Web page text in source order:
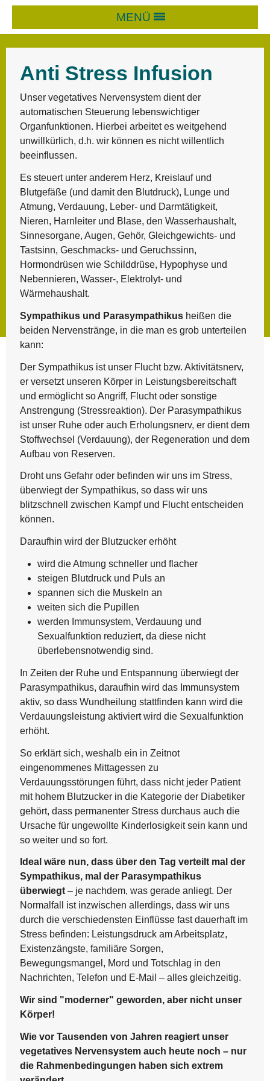
MENÜ
Anti Stress Infusion
Unser vegetatives Nervensystem dient der
automatischen Steuerung lebenswichtiger
Organfunktionen. Hierbei arbeitet es weitgehend
unwillkürlich, d.h. wir können es nicht willentlich
beeinflussen.
Es steuert unter anderem Herz, Kreislauf und
Blutgefäße (und damit den Blutdruck), Lunge und
Atmung, Verdauung, Leber- und Darmtätigkeit,
Nieren, Harnleiter und Blase, den Wasserhaushalt,
Sinnesorgane, Augen, Gehör, Gleichgewichts- und
Tastsinn, Geschmacks- und Geruchssinn,
Hormondrüsen wie Schilddrüse, Hypophyse und
Nebennieren, Wasser-, Elektrolyt- und
Wärmehaushalt.
Sympathikus und Parasympathikus heißen die
beiden Nervenstränge, in die man es grob unterteilen
kann:
Der Sympathikus ist unser Flucht bzw. Aktivitätsnerv,
er versetzt unseren Körper in Leistungsbereitschaft
und ermöglicht so Angriff, Flucht oder sonstige
Anstrengung (Stressreaktion). Der Parasympathikus
ist unser Ruhe oder auch Erholungsnerv, er dient dem
Stoffwechsel (Verdauung), der Regeneration und dem
Aufbau von Reserven.
Droht uns Gefahr oder befinden wir uns im Stress,
überwiegt der Sympathikus, so dass wir uns
blitzschnell zwischen Kampf und Flucht entscheiden
können.
Daraufhin wird der Blutzucker erhöht
wird die Atmung schneller und flacher
steigen Blutdruck und Puls an
spannen sich die Muskeln an
weiten sich die Pupillen
werden Immunsystem, Verdauung und
Sexualfunktion reduziert, da diese nicht
überlebensnotwendig sind.
In Zeiten der Ruhe und Entspannung überwiegt der
Parasympathikus, daraufhin wird das Immunsystem
aktiv, so dass Wundheilung stattfinden kann wird die
Verdauungsleistung aktiviert wird die Sexualfunktion
erhöht.
So erklärt sich, weshalb ein in Zeitnot
eingenommenes Mittagessen zu
Verdauungsstörungen führt, dass nicht jeder Patient
mit hohem Blutzucker in die Kategorie der Diabetiker
gehört, dass permanenter Stress durchaus auch die
Ursache für ungewollte Kinderlosigkeit sein kann und
so weiter und so fort.
Ideal wäre nun, dass über den Tag verteilt mal der
Sympathikus, mal der Parasympathikus
überwiegt– je nachdem, was gerade anliegt. Der
Normalfall ist inzwischen allerdings, dass wir uns
durch die verschiedensten Einflüsse fast dauerhaft im
Stress befinden: Leistungsdruck am Arbeitsplatz,
Existenzängste, familiäre Sorgen,
Bewegungsmangel, Mord und Totschlag in den
Nachrichten, Telefon und E-Mail – alles gleichzeitig.
Wir sind "moderner" geworden, aber nicht unser
Körper!
Wie vor Tausenden von Jahren reagiert unser
vegetatives Nervensystem auch heute noch – nur
die Rahmenbedingungen haben sich extrem